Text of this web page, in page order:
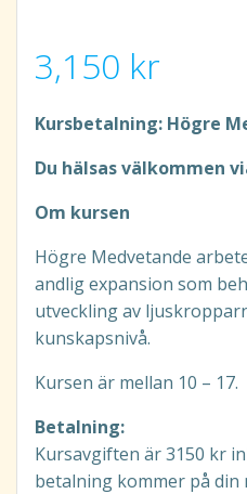
3,150 kr
Kursbetalning: Högre
Du hälsas välkommen
Om kursen
Högre Medvetande
andlig expansion som
utveckling av
kunskapsnivå.
Kursen är mellan 10 – 17.
Betalning:
Kursavgiften är 3150 kr
betalning kommer på